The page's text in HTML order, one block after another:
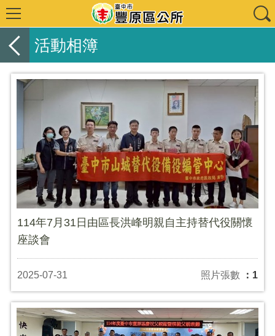
活動相簿
114年7月31日由區長洪峰明親自主持替代役關懷
座談會
2025-07-31 照片張數 ：1